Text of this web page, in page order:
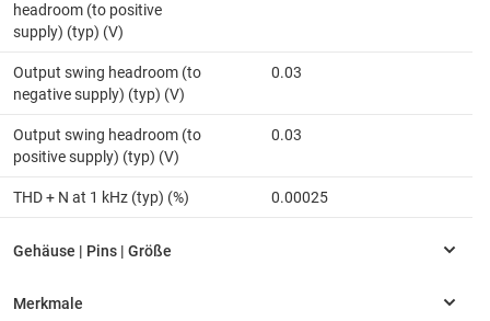
headroom (to positive
supply) (typ) (V)
Output swing headroom (to
negative supply) (typ) (V)
0.03
Output swing headroom (to
positive supply) (typ) (V)
0.03
THD + N at 1 kHz (typ) (%) 0.00025